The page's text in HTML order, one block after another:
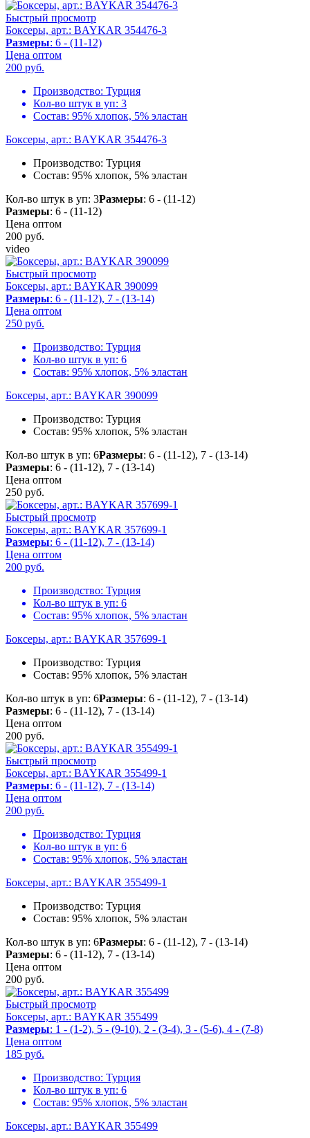
Быстрый просмотр
Боксеры, арт.: BAYKAR 354476-3
Размеры: 6 - (11-12)
Цена оптом
200 руб.
Производство: Турция
Кол-во штук в уп: 3
Состав: 95% хлопок, 5% эластан
Боксеры, арт.: BAYKAR 354476-3
Производство: Турция
Состав: 95% хлопок, 5% эластан
Кол-во штук в уп: 3Размеры: 6 - (11-12)
Размеры: 6 - (11-12)
Цена оптом
200 руб.
video
Быстрый просмотр
Боксеры, арт.: BAYKAR 390099
Размеры: 6 - (11-12), 7 - (13-14)
Цена оптом
250 руб.
Производство: Турция
Кол-во штук в уп: 6
Состав: 95% хлопок, 5% эластан
Боксеры, арт.: BAYKAR 390099
Производство: Турция
Состав: 95% хлопок, 5% эластан
Кол-во штук в уп: 6Размеры: 6 - (11-12), 7 - (13-14)
Размеры: 6 - (11-12), 7 - (13-14)
Цена оптом
250 руб.
Быстрый просмотр
Боксеры, арт.: BAYKAR 357699-1
Размеры: 6 - (11-12), 7 - (13-14)
Цена оптом
200 руб.
Производство: Турция
Кол-во штук в уп: 6
Состав: 95% хлопок, 5% эластан
Боксеры, арт.: BAYKAR 357699-1
Производство: Турция
Состав: 95% хлопок, 5% эластан
Кол-во штук в уп: 6Размеры: 6 - (11-12), 7 - (13-14)
Размеры: 6 - (11-12), 7 - (13-14)
Цена оптом
200 руб.
Быстрый просмотр
Боксеры, арт.: BAYKAR 355499-1
Размеры: 6 - (11-12), 7 - (13-14)
Цена оптом
200 руб.
Производство: Турция
Кол-во штук в уп: 6
Состав: 95% хлопок, 5% эластан
Боксеры, арт.: BAYKAR 355499-1
Производство: Турция
Состав: 95% хлопок, 5% эластан
Кол-во штук в уп: 6Размеры: 6 - (11-12), 7 - (13-14)
Размеры: 6 - (11-12), 7 - (13-14)
Цена оптом
200 руб.
Быстрый просмотр
Боксеры, арт.: BAYKAR 355499
Размеры: 1 - (1-2), 5 - (9-10), 2 - (3-4), 3 - (5-6), 4 - (7-8)
Цена оптом
185 руб.
Производство: Турция
Кол-во штук в уп: 6
Состав: 95% хлопок, 5% эластан
Боксеры, арт.: BAYKAR 355499